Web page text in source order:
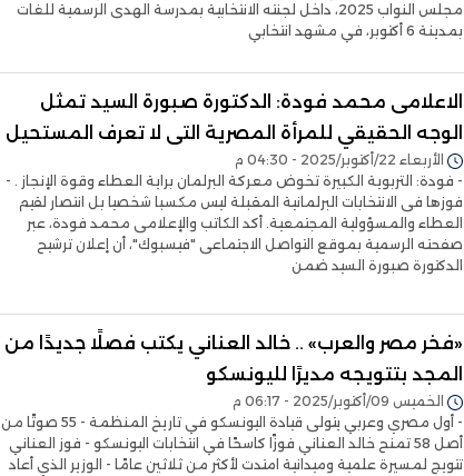
مجلس النواب 2025، داخل لجنته الانتخابية بمدرسة الهدى الرسمية للغات
بمدينة 6 أكتوبر، في مشهد انتخابي
الاعلامى محمد فودة: الدكتورة صبورة السيد تمثل
الوجه الحقيقي للمرأة المصرية التى لا تعرف المستحيل
الأربعاء 22/أكتوبر/2025 - 04:30 م
- فودة: التربوية الكبيرة تخوض معركة البرلمان براية العطاء وقوة الإنجاز . -
فوزها فى الانتخابات البرلمانية المقبلة ليس مكسبا شخصيا بل انتصار لقيم
العطاء والمسؤولية المجتمعية. أكد الكاتب والإعلامى محمد فودة، عبر
صفحته الرسمية بموقع التواصل الاجتماعى "فيسبوك"، أن إعلان ترشيح
الدكتورة صبورة السيد ضمن
«فخر مصر والعرب» .. خالد العناني يكتب فصلًا جديدًا من
المجد بتتويجه مديرًا لليونسكو
الخميس 09/أكتوبر/2025 - 06:17 م
- أول مصري وعربي يتولى قيادة اليونسكو في تاريخ المنظمة - 55 صوتًا من
أصل 58 تمنح خالد العناني فوزًا كاسحًا في انتخابات اليونسكو - فوز العناني
تتويج لمسيرة علمية وميدانية امتدت لأكثر من ثلاثين عامًا - الوزير الذي أعاد